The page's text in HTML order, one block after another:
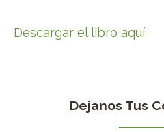
Descargar el libro aquí
Dejanos Tus